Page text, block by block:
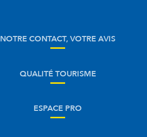
NOTRE CONTACT, VOTRE AVIS
QUALITÉ TOURISME
ESPACE PRO